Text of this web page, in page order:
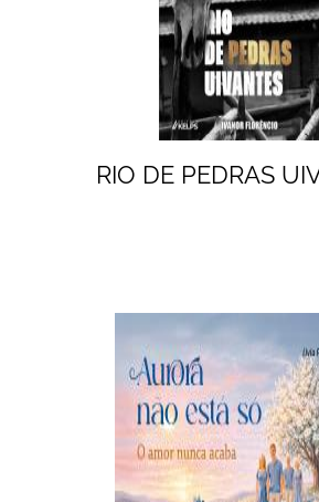
RIO DE PEDRAS